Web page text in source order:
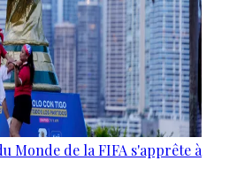
Monde de la FIFA s'apprête à